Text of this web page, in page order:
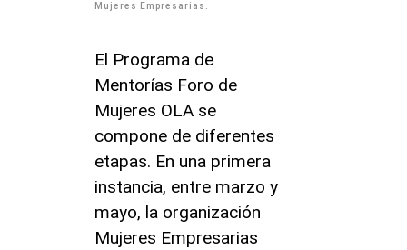
Mujeres Empresarias.
El Programa de
Mentorías Foro de
Mujeres OLA se
compone de diferentes
etapas. En una primera
instancia, entre marzo y
mayo, la organización
Mujeres Empresarias